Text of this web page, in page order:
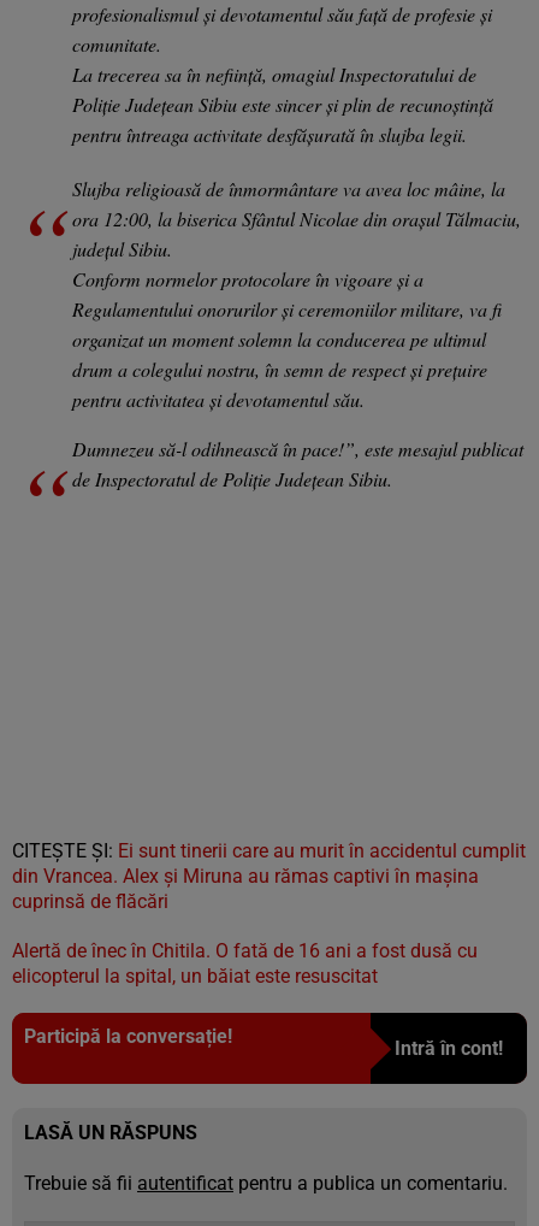
profesionalismul și devotamentul său față de profesie și
comunitate.
La trecerea sa în neființă, omagiul Inspectoratului de
Poliție Județean Sibiu este sincer și plin de recunoștință
pentru întreaga activitate desfășurată în slujba legii.
Slujba religioasă de înmormântare va avea loc mâine, la
ora 12:00, la biserica Sfântul Nicolae din orașul Tălmaciu,
județul Sibiu.
Conform normelor protocolare în vigoare și a
Regulamentului onorurilor și ceremoniilor militare, va fi
organizat un moment solemn la conducerea pe ultimul
drum a colegului nostru, în semn de respect și prețuire
pentru activitatea și devotamentul său.
Dumnezeu să-l odihnească în pace!”, este mesajul publicat
de Inspectoratul de Poliție Județean Sibiu.
CITEȘTE ȘI: Ei sunt tinerii care au murit în accidentul cumplit
din Vrancea. Alex și Miruna au rămas captivi în mașina
cuprinsă de flăcări
Alertă de înec în Chitila. O fată de 16 ani a fost dusă cu
elicopterul la spital, un băiat este resuscitat
Participă la conversație!
Intră în cont!
LASĂ UN RĂSPUNS
Trebuie să fii autentificat pentru a publica un comentariu.